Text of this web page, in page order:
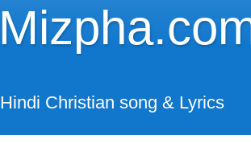
Hindi Christian song & Lyrics